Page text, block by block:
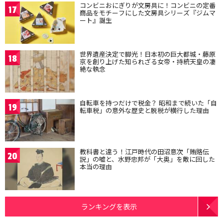
17 コンビニおにぎりが文房具に！コンビニの定番
商品をモチーフにした文房具シリーズ『ジムマ
ート』誕生
18 世界遺産決定で脚光！日本初の巨大都城・藤原
京を創り上げた知られざる女帝・持統天皇の凄
絶な執念
19 自転車を持つだけで税金？ 昭和まで続いた「自
転車税」の意外な歴史と脱税が横行した理由
20 教科書と違う！江戸時代の田沼意次「賄賂伝
説」の嘘と、水野忠邦が「大奥」を敵に回した
本当の理由
ランキングを表示